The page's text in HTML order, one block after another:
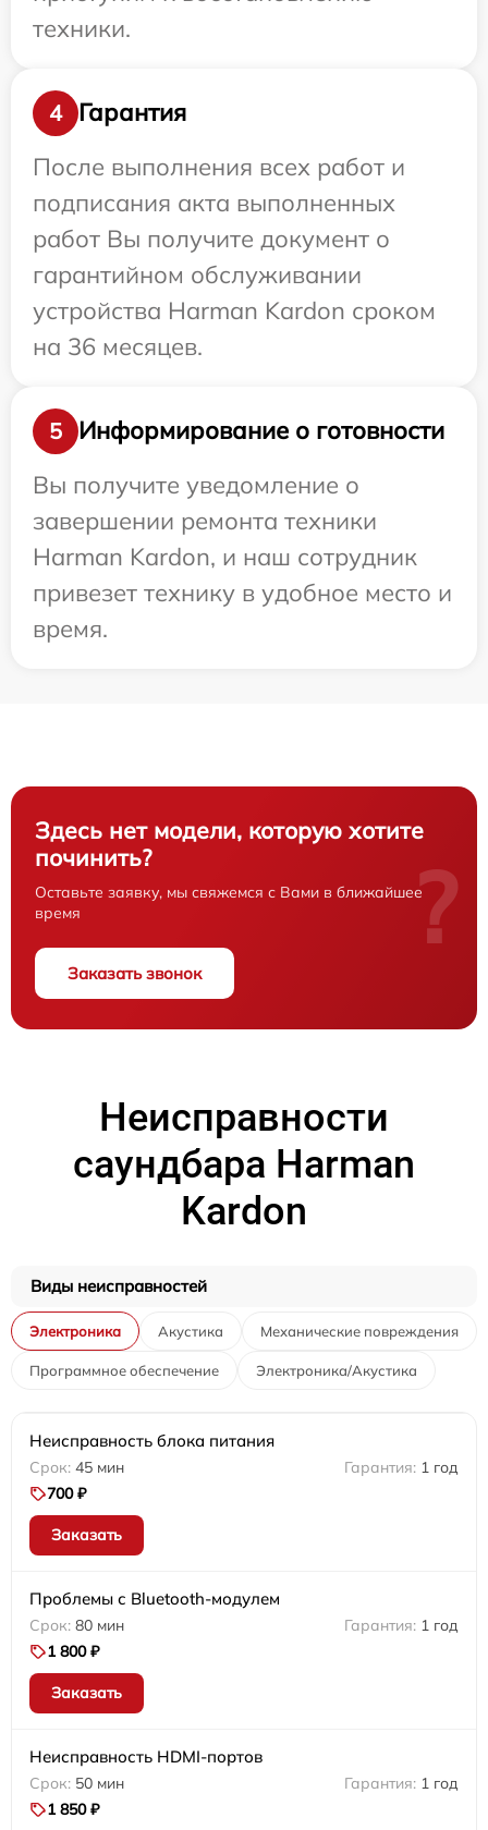
техники.
4
Гарантия
После выполнения всех работ и
подписания акта выполненных
работ Вы получите документ о
гарантийном обслуживании
устройства Harman Kardon сроком
на 36 месяцев.
5
Информирование о готовности
Вы получите уведомление о
завершении ремонта техники
Harman Kardon, и наш сотрудник
привезет технику в удобное место и
время.
Здесь нет модели, которую хотите
починить?
Оставьте заявку, мы свяжемся с Вами в ближайшее
время
Заказать звонок
?
Неисправности
саундбара Harman
Kardon
Виды неисправностей
Электроника Акустика Механические повреждения
Программное обеспечение Электроника/Акустика
Неисправность блока питания
45 мин
1 год
700 ₽
Заказать
Проблемы с Bluetooth-модулем
80 мин
1 год
1 800 ₽
Заказать
Неисправность HDMI-портов
50 мин
1 год
1 850 ₽